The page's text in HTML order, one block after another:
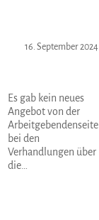
16. September 2024
Es gab kein neues
Angebot von der
Arbeitgebendenseite
bei den
Verhandlungen über
die…